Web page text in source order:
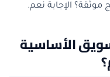
موثقة؟ الإجابة نعم.
الأساسية